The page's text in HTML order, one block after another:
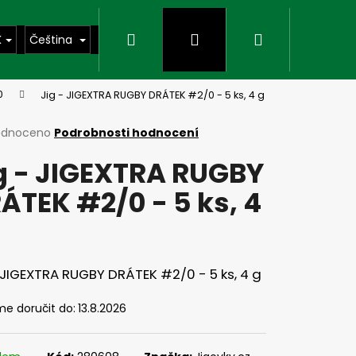
Čeština Hledat PřihlášeníNákupní
košík
Jig - JIGEXTRA RUGBY DRÁTEK #2/0 - 5 ks, 4 g
Podrobnosti hodnocení
- JIGEXTRA RUGBY
#2/0 - 5 ks, 4
RUGBY DRÁTEK #2/0 - 5 ks, 4 g
doručit do: 13.8.2026